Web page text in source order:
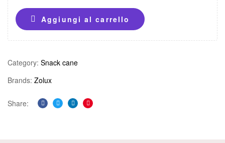
Aggiungi al carrello
Category: Snack cane
Brands: Zolux
Share:
Facebook
TwitterLinkedinPinterest